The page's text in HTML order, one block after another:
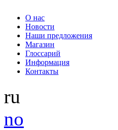
О нас
Новости
Наши предложения
Магазин
Глоссарий
Информация
Контакты
ru
no